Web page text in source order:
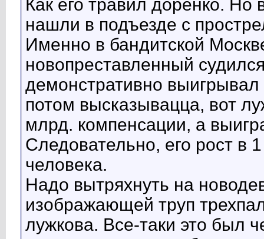
Как его травил доренко. Но
нашли в подъезде с
Именно в бандитской
новопреставленный
демонстративно
потом высказывацца, вот
млрд. компенсации, а
Следовательно, его рост в
человека.
Надо вытряхнуть на
изображающей труп
лужкова. Все-таки это был